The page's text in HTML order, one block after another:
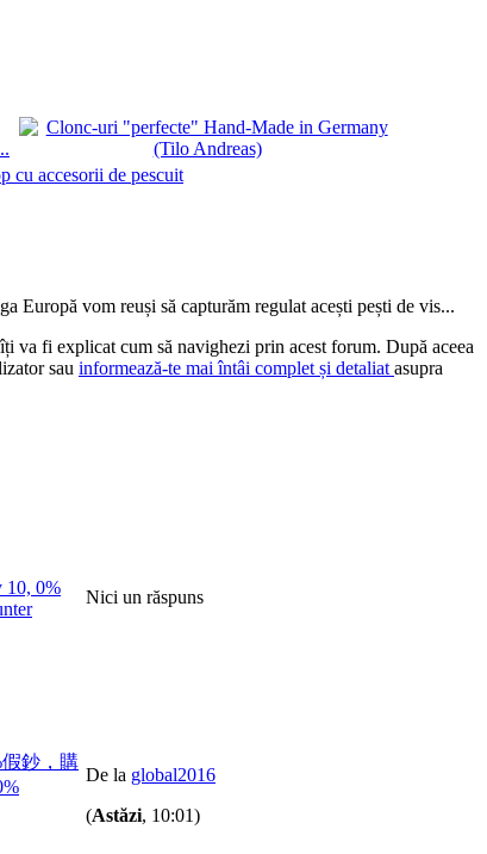
Europă vom reuși să capturăm regulat acești pești de vis...
va fi explicat cum să navighezi prin acest forum. După aceea
sau informează-te mai întâi complet și detaliat asupra
10, 0%
Nici un răspuns
假鈔，購
De la global2016
(Astăzi, 10:01)